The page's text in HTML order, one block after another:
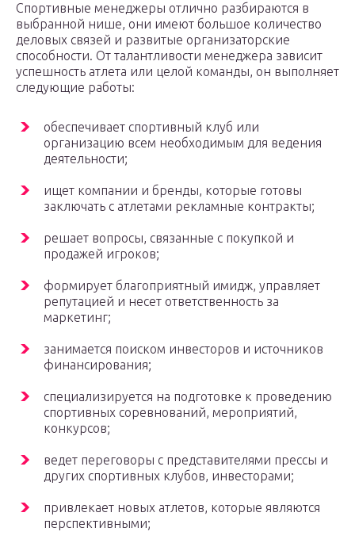
Спортивные менеджеры отлично разбираются в
выбранной нише, они имеют большое количество
деловых связей и развитые организаторские
способности. От талантливости менеджера зависит
успешность атлета или целой команды, он выполняет
следующие работы:
обеспечивает спортивный клуб или
организацию всем необходимым для ведения
деятельности;
ищет компании и бренды, которые готовы
заключать с атлетами рекламные контракты;
решает вопросы, связанные с покупкой и
продажей игроков;
формирует благоприятный имидж, управляет
репутацией и несет ответственность за
маркетинг;
занимается поиском инвесторов и источников
финансирования;
специализируется на подготовке к проведению
спортивных соревнований, мероприятий,
конкурсов;
ведет переговоры с представителями прессы и
других спортивных клубов, инвесторами;
привлекает новых атлетов, которые являются
перспективными;